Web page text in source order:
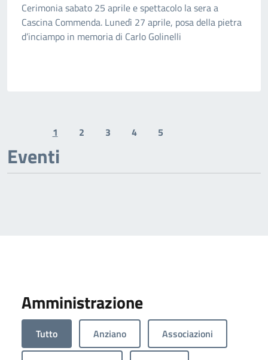
Cerimonia sabato 25 aprile e spettacolo la sera a
Cascina Commenda. Lunedì 27 aprile, posa della pietra
d’inciampo in memoria di Carlo Golinelli
Previous page
1 2 3 4 5
Eventi
Amministrazione
Tutto Anziano Associazioni